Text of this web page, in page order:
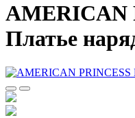
AMERICAN
Платье